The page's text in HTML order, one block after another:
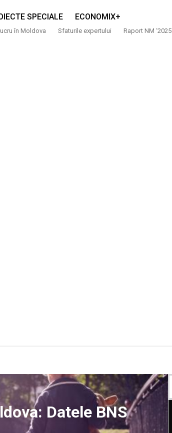
SPECIALE ECONOMIX+
în Moldova Sfaturile expertului Raport NM ‘2025
Datele BNS